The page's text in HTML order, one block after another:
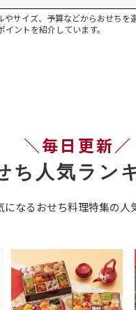
やサイズ、予算などからおせちを
イントを紹介しています。
＼毎日更新／
ち人気ラン
になるおせち料理特集の人